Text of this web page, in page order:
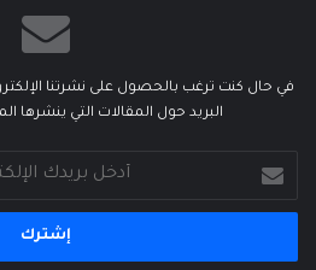
في حال كنت ترغب بالحصول على نشرتنا
البريد حول المقالات التي ينشرها
بريدك
الإلكتروني